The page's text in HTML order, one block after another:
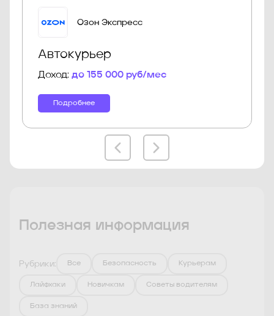
Озон Экспресс
Автокурьер
Доход: до 155 000 руб/мес
Подробнее
Полезная информация
Рубрики: Все Безопасность Курьерам
Лайфхаки Новичкам Советы водителям
База знаний